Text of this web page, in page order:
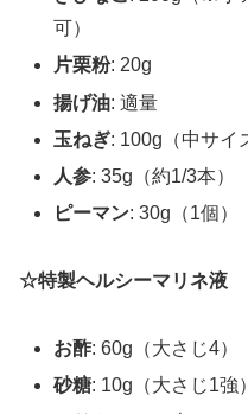
可）
片栗粉: 20g
揚げ油: 適量
玉ねぎ: 100g（中サイ
人参: 35g（約1/3本）
ピーマン: 30g（1個）
☆特製ヘルシーマリネ液
お酢: 60g（大さじ4）
砂糖: 10g（大さじ1強）